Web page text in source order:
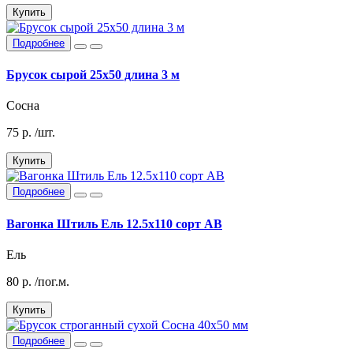
Купить
Подробнее
Брусок сырой 25х50 длина 3 м
Сосна
75 р. /шт.
Купить
Подробнее
Вагонка Штиль Ель 12.5х110 сорт АВ
Ель
80 р. /пог.м.
Купить
Подробнее